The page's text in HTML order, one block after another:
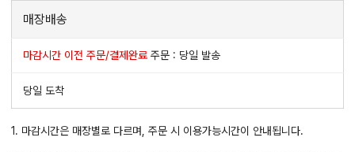
매장배송
마감시간 이전 주문/결제완료 주문 : 당일 발송
당일 도착
1. 마감시간은 매장별로 다르며, 주문 시 이용가능시간이 안내됩니다.